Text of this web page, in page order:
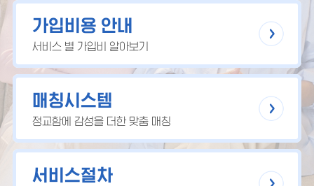
가입비용 안내
서비스 별 가입비 알아보기
매칭시스템
정교함에 감성을 더한 맞춤 매칭
서비스절차